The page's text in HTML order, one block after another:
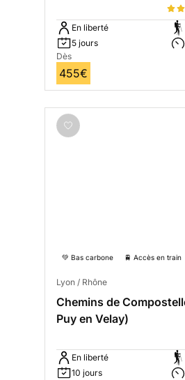
En liberté
5 jours
Dès
455€
💚 Bas carbone 🚆 Accès en train
Lyon / Rhône
Chemins de
Puy en Velay)
En liberté
10 jours